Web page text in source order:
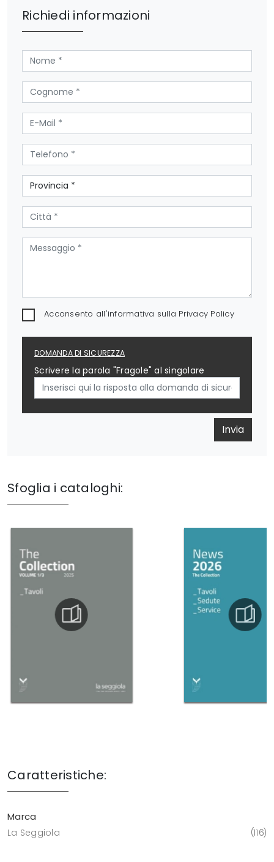
Richiedi informazioni
Acconsento all'informativa sulla Privacy Policy
DOMANDA DI SICUREZZA
Scrivere la parola "Fragole" al singolare
Invia
Sfoglia i cataloghi:
Caratteristiche:
Marca
La Seggiola 116